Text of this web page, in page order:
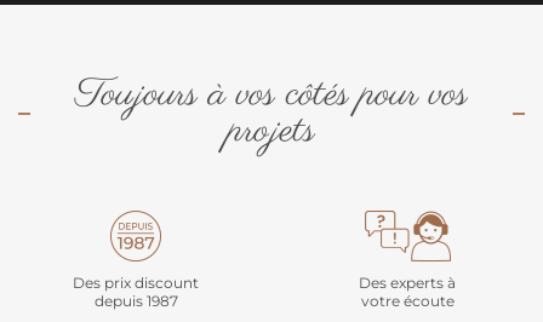
Toujours à vos côtés pour vos
projets
Des prix discount
depuis 1987
Des experts à
votre écoute